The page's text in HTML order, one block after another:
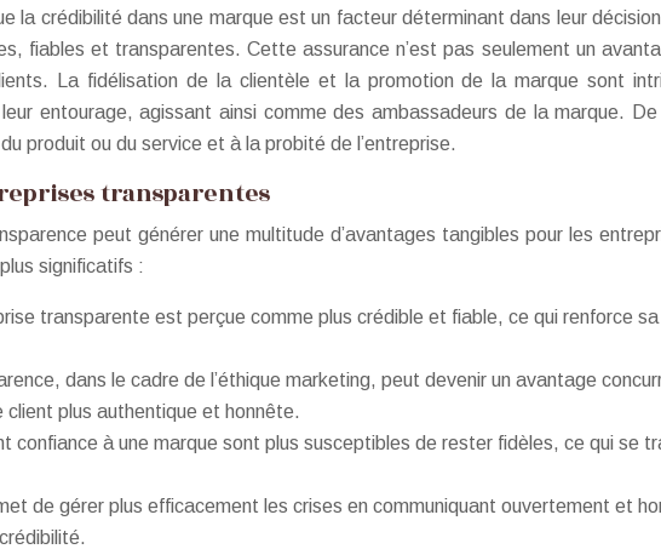
la crédibilité dans une marque est un facteur déterminant dans leur
fiables et transparentes. Cette assurance n’est pas seulement un
La fidélisation de la clientèle et la promotion de la marque sont
entourage, agissant ainsi comme des ambassadeurs de la marque.
produit ou du service et à la probité de l’entreprise.
transparentes
peut générer une multitude d’avantages tangibles pour les
significatifs :
transparente est perçue comme plus crédible et fiable, ce qui renforce
dans le cadre de l’éthique marketing, peut devenir un avantage
plus authentique et honnête.
confiance à une marque sont plus susceptibles de rester fidèles, ce qui
de gérer plus efficacement les crises en communiquant ouvertement et